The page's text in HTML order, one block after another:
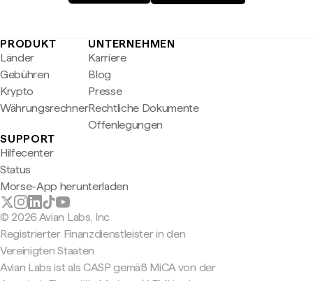
PRODUKT
Länder
Gebühren
Krypto
Währungsrechner
UNTERNEHMEN
Karriere
Blog
Presse
Rechtliche Dokumente
Offenlegungen
SUPPORT
Hilfecenter
Status
Morse-App herunterladen
© 2026 Avian Labs, Inc
Registrierter Finanzdienstleister in den
Vereinigten Staaten
Avian Labs ist als CASP gemäß MiCA von der